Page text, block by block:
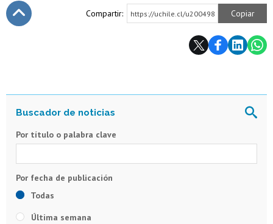
Compartir: https://uchile.cl/u200498 Copiar
Por título o palabra clave
Todas
Última semana